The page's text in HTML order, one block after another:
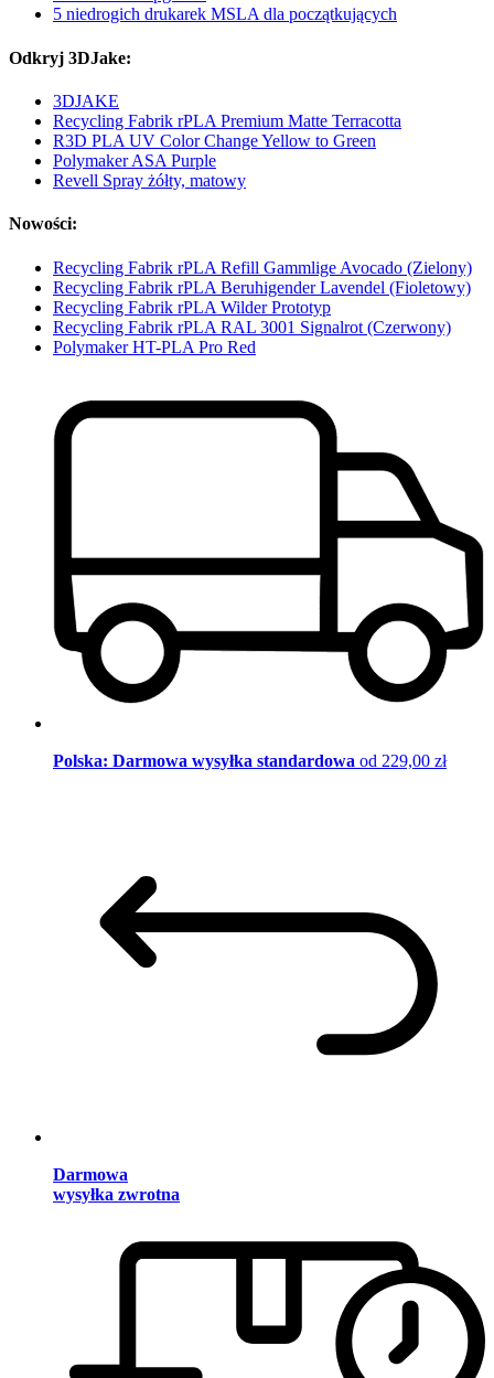
5 niedrogich drukarek MSLA dla początkujących
Odkryj 3DJake:
3DJAKE
Recycling Fabrik rPLA Premium Matte Terracotta
R3D PLA UV Color Change Yellow to Green
Polymaker ASA Purple
Revell Spray żółty, matowy
Nowości:
Recycling Fabrik rPLA Refill Gammlige Avocado (Zielony)
Recycling Fabrik rPLA Beruhigender Lavendel (Fioletowy)
Recycling Fabrik rPLA Wilder Prototyp
Recycling Fabrik rPLA RAL 3001 Signalrot (Czerwony)
Polymaker HT-PLA Pro Red
Polska: Darmowa wysyłka standardowa od 229,00 zł
Darmowa
wysyłka zwrotna